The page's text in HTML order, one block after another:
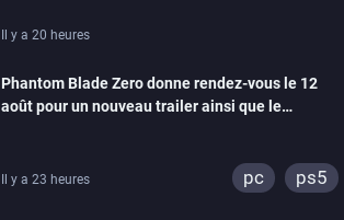
Il y a 20 heures
Phantom Blade Zero donne rendez-vous le 12
août pour un nouveau trailer ainsi que le
Il y a 23 heures pc ps5